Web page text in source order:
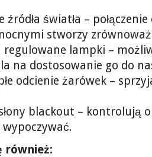
źródła światła –
stworzy
regulowane lampki –
na dostosowanie go do
odcienie żarówek –
blackout – kontrolują
również: